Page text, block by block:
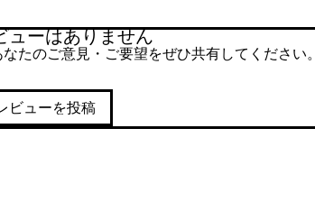
ューはありません
たのご意見・ご要望をぜひ共有してください。
ビューを投稿